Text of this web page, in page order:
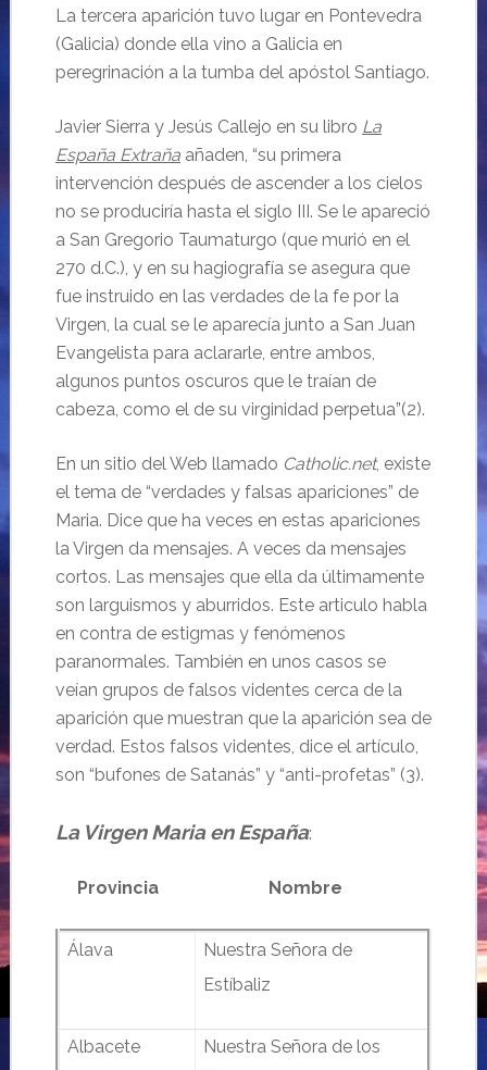
La tercera aparición tuvo lugar en Pontevedra
(Galicia) donde ella vino a Galicia en
peregrinación a la tumba del apóstol Santiago.
Javier Sierra y Jesús Callejo en su libro La
España Extrañaañaden, “su primera
intervención después de ascender a los cielos
no se produciría hasta el siglo III. Se le apareció
a San Gregorio Taumaturgo (que murió en el
270 d.C.), y en su hagiografía se asegura que
fue instruido en las verdades de la fe por la
Virgen, la cual se le aparecía junto a San Juan
Evangelista para aclararle, entre ambos,
algunos puntos oscuros que le traían de
cabeza, como el de su virginidad perpetua”(2).
En un sitio del Web llamado Catholic.net, existe
el tema de “verdades y falsas apariciones” de
Maria. Dice que ha veces en estas apariciones
la Virgen da mensajes. A veces da mensajes
cortos. Las mensajes que ella da últimamente
son larguismos y aburridos. Este articulo habla
en contra de estigmas y fenómenos
paranormales. También en unos casos se
veían grupos de falsos videntes cerca de la
aparición que muestran que la aparición sea de
verdad. Estos falsos videntes, dice el artículo,
son “bufones de Satanás” y “anti-profetas” (3).
La Virgen Maria en España:
Provincia Nombre
Álava
Nuestra Señora de
Estíbaliz
Albacete
Nuestra Señora de los